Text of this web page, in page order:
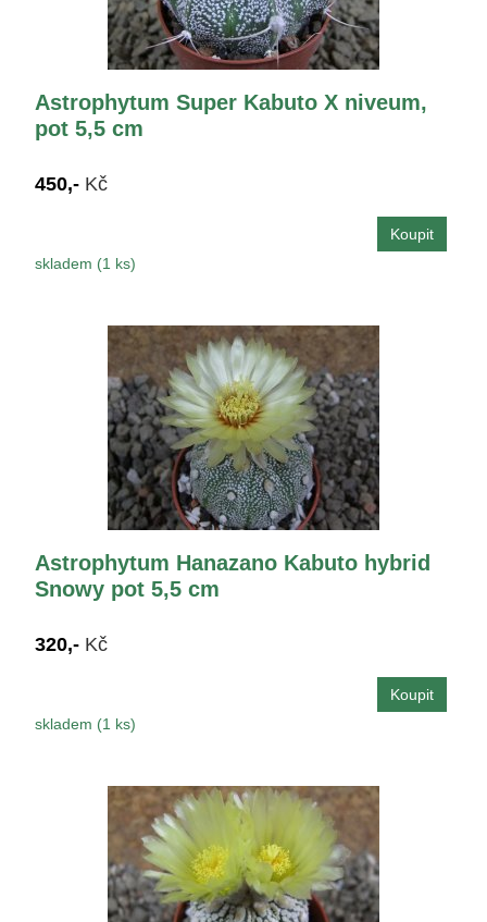
Astrophytum Super Kabuto X niveum,
pot 5,5 cm
450,- Kč
skladem (1 ks)
Astrophytum Hanazano Kabuto hybrid
Snowy pot 5,5 cm
320,- Kč
skladem (1 ks)